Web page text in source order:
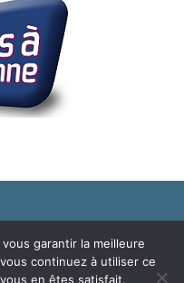
Mentions légales
garantir la meilleure
continuez à utiliser ce
en êtes satisfait.